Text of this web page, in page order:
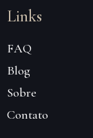
Links
FAQ
Blog
Sobre
Contato